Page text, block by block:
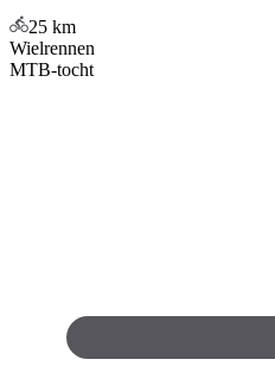
25 km
Wielrennen
MTB-tocht